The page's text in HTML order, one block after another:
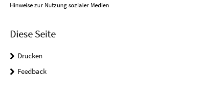
Hinweise zur Nutzung sozialer Medien
Diese Seite
Drucken
Feedback